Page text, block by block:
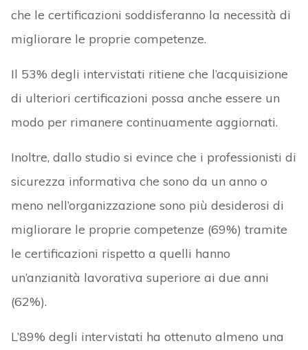
che le certificazioni soddisferanno la necessità di
migliorare le proprie competenze.
Il 53% degli intervistati ritiene che l’acquisizione
di ulteriori certificazioni possa anche essere un
modo per rimanere continuamente aggiornati.
Inoltre, dallo studio si evince che i professionisti di
sicurezza informativa che sono da un anno o
meno nell’organizzazione sono più desiderosi di
migliorare le proprie competenze (69%) tramite
le certificazioni rispetto a quelli hanno
un’anzianità lavorativa superiore ai due anni
(62%).
L’89% degli intervistati ha ottenuto almeno una